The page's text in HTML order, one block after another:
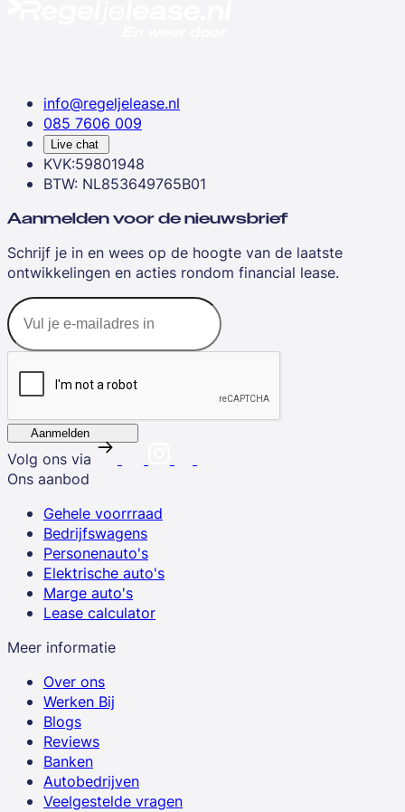
info@regeljelease.nl
085 7606 009
Live chat
KVK:59801948
BTW: NL853649765B01
Aanmelden voor de nieuwsbrief
Schrijf je in en wees op de hoogte van de laatste
ontwikkelingen en acties rondom financial lease.
Aanmelden
Volg ons via
Ons aanbod
Gehele voorrraad
Bedrijfswagens
Personenauto's
Elektrische auto's
Marge auto's
Lease calculator
Meer informatie
Over ons
Werken Bij
Blogs
Reviews
Banken
Autobedrijven
Veelgestelde vragen